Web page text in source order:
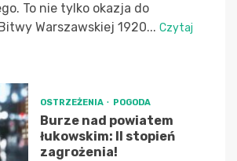
To nie tylko okazja do
Warszawskiej 1920... Czytaj
OSTRZEŻENIA POGODA
Burze nad powiatem
łukowskim: II stopień
zagrożenia!